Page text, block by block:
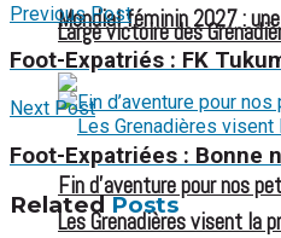
Large victoire des
Les Grenadières visent la
Mondial féminin 2027 :
Fin d’aventure pour nos
Previous Post
Foot-Expatriés : FK
Next Post
Foot-Expatriées : Bonne
RelatedPosts